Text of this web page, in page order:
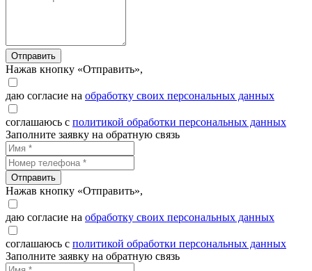
Отправить
Нажав кнопку «Отправить»,
даю согласие на обработку своих персональных данных
соглашаюсь с политикой обработки персональных данных
Заполните заявку на обратную связь
Отправить
Нажав кнопку «Отправить»,
даю согласие на обработку своих персональных данных
соглашаюсь с политикой обработки персональных данных
Заполните заявку на обратную связь